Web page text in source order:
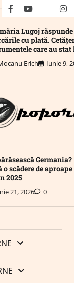
facebookyoutubeMail
Lugoj
cu plată.
care au
Erich Iunie 9,
Germania?
scădere de aproape
2025
21, 2026 0